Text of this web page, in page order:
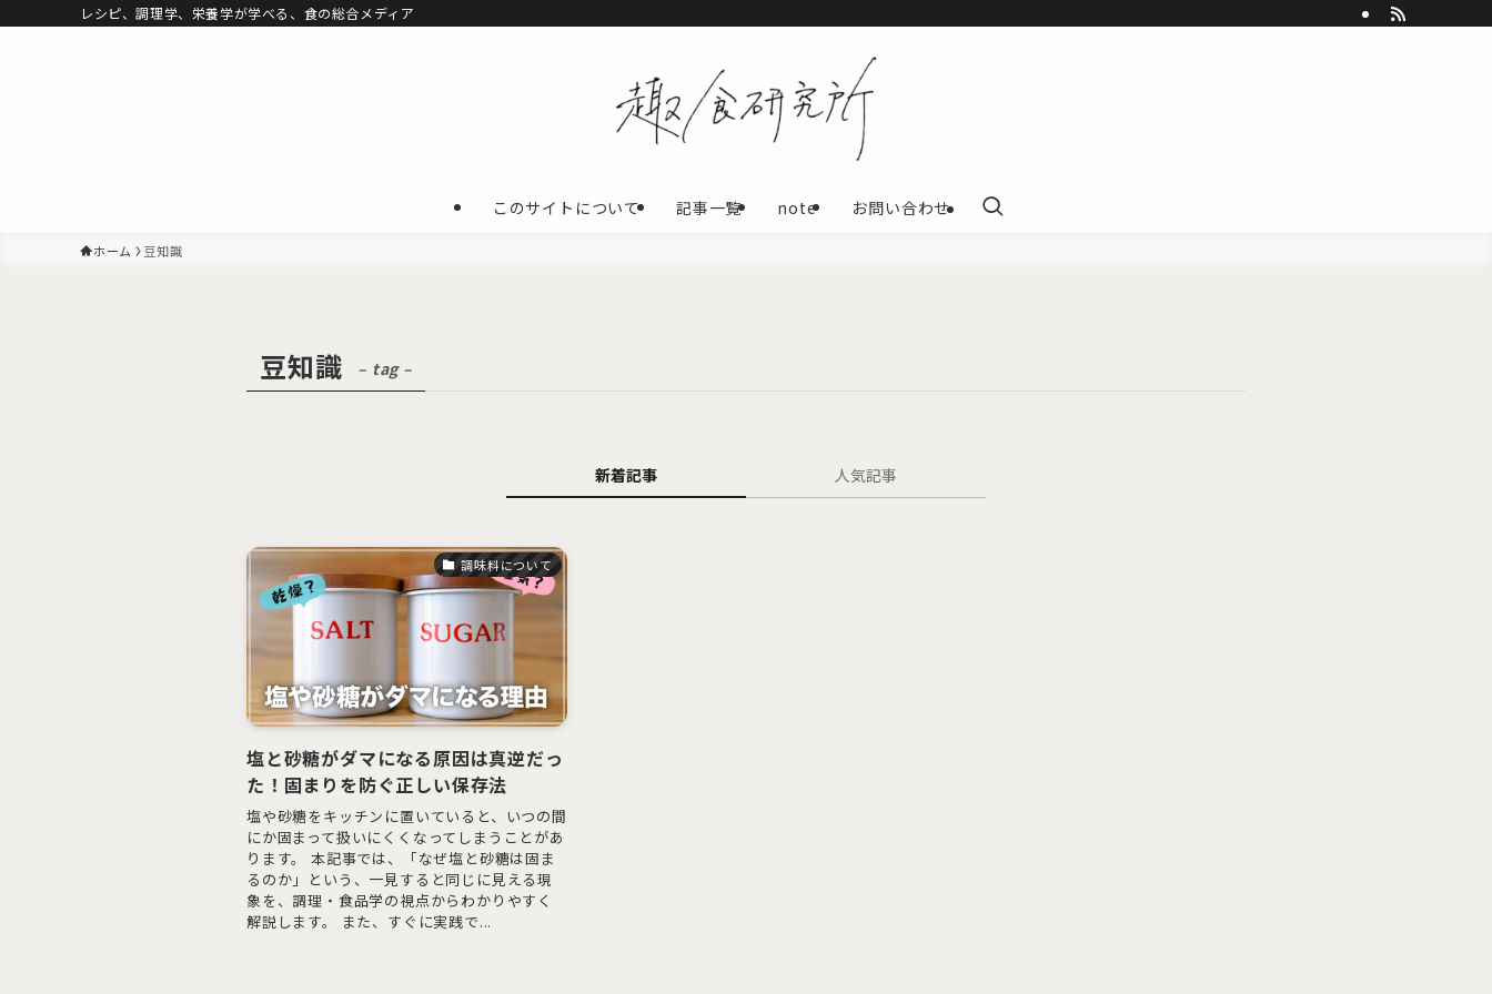
レシピ、調理学、栄養学が学べる、食の総合メディア
このサイトについて 記事一覧 note お問い合わせ
ホーム 豆知識
豆知識 – tag –
新着記事 人気記事
調味料について
塩と砂糖がダマになる原因は真逆だっ
た！固まりを防ぐ正しい保存法
塩や砂糖をキッチンに置いていると、いつの間
にか固まって扱いにくくなってしまうことがあ
ります。 本記事では、「なぜ塩と砂糖は固ま
るのか」という、一見すると同じに見える現
象を、調理・食品学の視点からわかりやすく
解説します。 また、すぐに実践で...